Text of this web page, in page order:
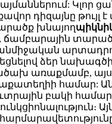
Կլոր
դիզայնը
խնայող
ձեր
առաքմամբ,
համար:
բակի